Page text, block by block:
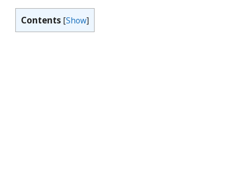
Contents [Show]